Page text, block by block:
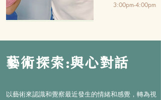
3:00pm-4:00pm
藝術探索:與心對話
以藝術來認識和覺察最近發生的情緒和感覺，轉為視